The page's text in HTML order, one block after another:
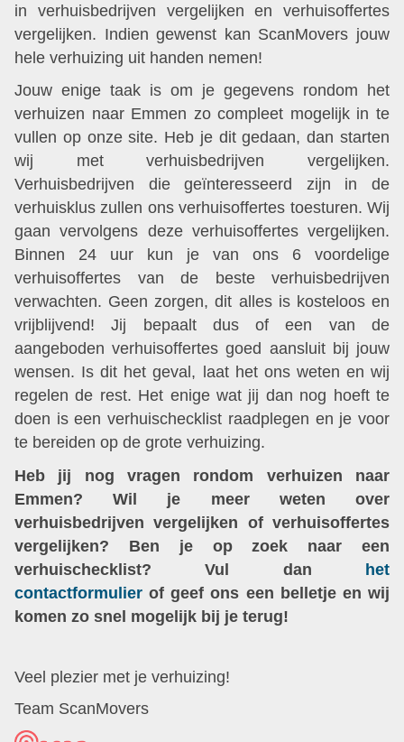
in verhuisbedrijven vergelijken en verhuisoffertes
vergelijken. Indien gewenst kan ScanMovers jouw
hele verhuizing uit handen nemen!
Jouw enige taak is om je gegevens rondom het
verhuizen naar Emmen zo compleet mogelijk in te
vullen op onze site. Heb je dit gedaan, dan starten
wij met verhuisbedrijven vergelijken.
Verhuisbedrijven die geïnteresseerd zijn in de
verhuisklus zullen ons verhuisoffertes toesturen. Wij
gaan vervolgens deze verhuisoffertes vergelijken.
Binnen 24 uur kun je van ons 6 voordelige
verhuisoffertes van de beste verhuisbedrijven
verwachten. Geen zorgen, dit alles is kosteloos en
vrijblijvend! Jij bepaalt dus of een van de
aangeboden verhuisoffertes goed aansluit bij jouw
wensen. Is dit het geval, laat het ons weten en wij
regelen de rest. Het enige wat jij dan nog hoeft te
doen is een verhuischecklist raadplegen en je voor
te bereiden op de grote verhuizing.
Heb jij nog vragen rondom verhuizen naar
Emmen? Wil je meer weten over
verhuisbedrijven vergelijken of verhuisoffertes
vergelijken? Ben je op zoek naar een
verhuischecklist? Vul dan het
contactformulier of geef ons een belletje en wij
komen zo snel mogelijk bij je terug!
Veel plezier met je verhuizing!
Team ScanMovers